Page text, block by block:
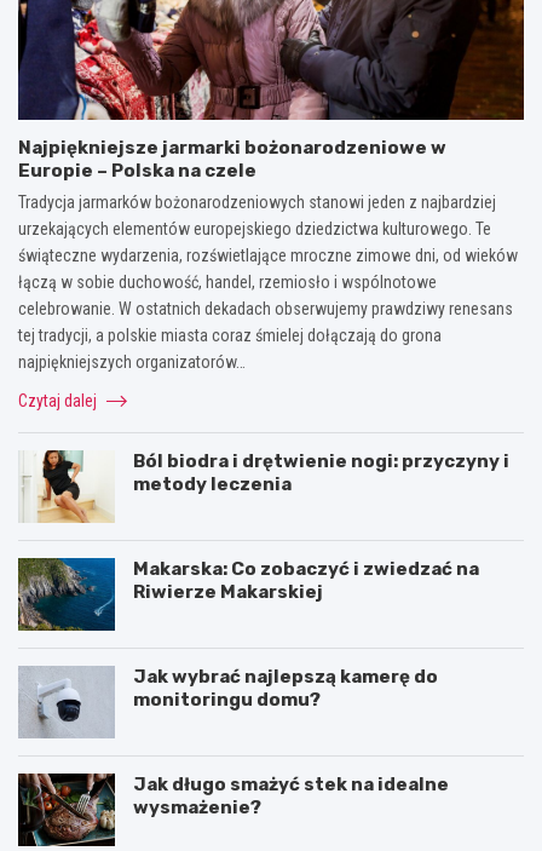
Najpiękniejsze jarmarki bożonarodzeniowe w
Europie – Polska na czele
Tradycja jarmarków bożonarodzeniowych stanowi jeden z najbardziej
urzekających elementów europejskiego dziedzictwa kulturowego. Te
świąteczne wydarzenia, rozświetlające mroczne zimowe dni, od wieków
łączą w sobie duchowość, handel, rzemiosło i wspólnotowe
celebrowanie. W ostatnich dekadach obserwujemy prawdziwy renesans
tej tradycji, a polskie miasta coraz śmielej dołączają do grona
najpiękniejszych organizatorów…
Czytaj dalej
Ból biodra i drętwienie nogi: przyczyny i
metody leczenia
Makarska: Co zobaczyć i zwiedzać na
Riwierze Makarskiej
Jak wybrać najlepszą kamerę do
monitoringu domu?
Jak długo smażyć stek na idealne
wysmażenie?